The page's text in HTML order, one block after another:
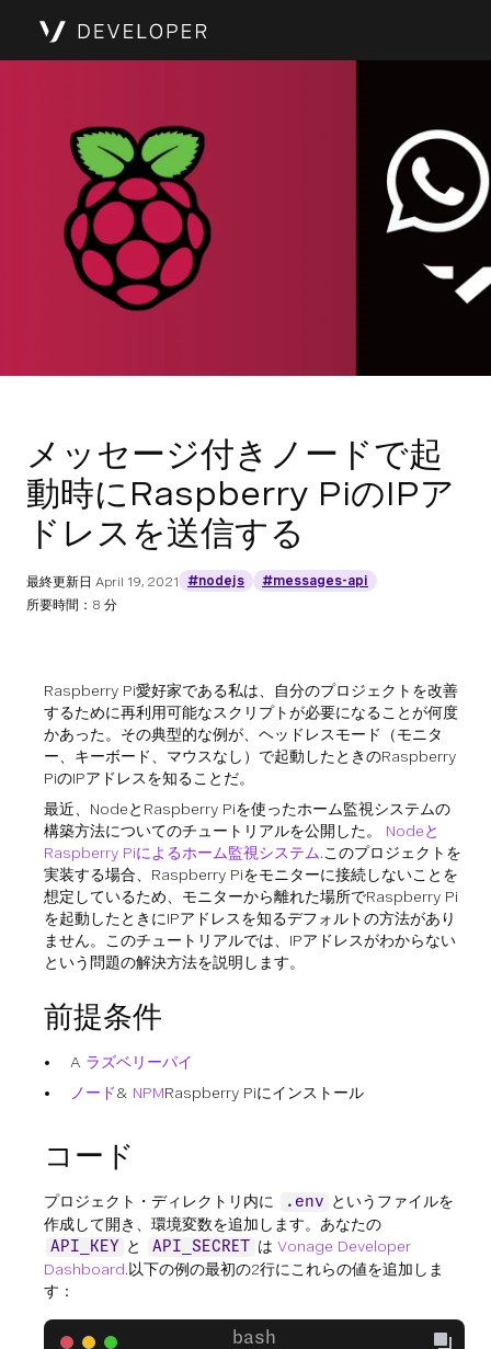
メッセージ付きノードで起
動時にRaspberry PiのIPア
ドレスを送信する
最終更新日 April 19, 2021 #nodejs
#messages-api
所要時間：8 分
Raspberry Pi愛好家である私は、自分のプロジェクトを改善
するために再利用可能なスクリプトが必要になることが何度
かあった。その典型的な例が、ヘッドレスモード（モニタ
ー、キーボード、マウスなし）で起動したときのRaspberry
PiのIPアドレスを知ることだ。
最近、NodeとRaspberry Piを使ったホーム監視システムの
構築方法についてのチュートリアルを公開した。 Nodeと
Raspberry Piによるホーム監視システム.このプロジェクトを
実装する場合、Raspberry Piをモニターに接続しないことを
想定しているため、モニターから離れた場所でRaspberry Pi
を起動したときにIPアドレスを知るデフォルトの方法があり
ません。このチュートリアルでは、IPアドレスがわからない
という問題の解決方法を説明します。
前提条件
A ラズベリーパイ
ノード& NPMRaspberry Piにインストール
コード
プロジェクト・ディレクトリ内に .env
というファイルを
作成して開き、環境変数を追加します。あなたの
API_KEY と API_SECRET は Vonage Developer
Dashboard.以下の例の最初の2行にこれらの値を追加しま
す：